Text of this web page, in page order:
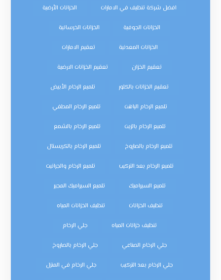
افضل شركة تنظيف في الامارات الخزانات الأرضية
الخزانات الجوفية الخزانات الخرسانية
الخزانات المعدنية تعقيم الامارات
تعقيم الخزان تعقيم الخزانات الارضية
تعقيم الخزانات بالكلور تلميع الرخام الأبيض
تلميع الرخام الباهت تلميع الرخام المطفي
تلميع الرخام بالزيت تلميع الرخام بالشمع
تلميع الرخام بالصاروخ تلميع الرخام بالكريستال
تلميع الرخام بعد التركيب تلميع الرخام والجرانيت
تلميع السيراميك تلميع السيراميك المجير
تنظيف الخزانات تنظيف الخزانات المياه
تنظيف خزانات المياه جلي الرخام
جلي الرخام الصناعي جلي الرخام بالصاروخ
جلي الرخام بعد التركيب جلي الرخام في المنزل